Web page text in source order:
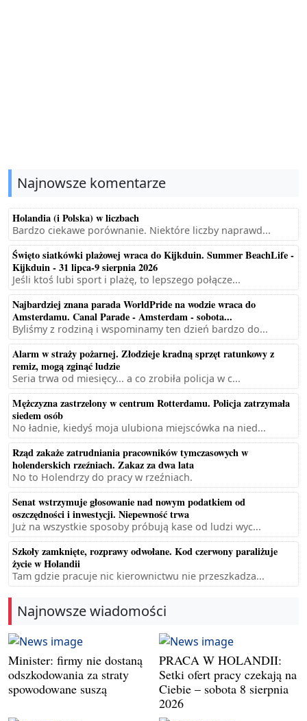
Najnowsze komentarze
Holandia (i Polska) w liczbach
Bardzo ciekawe porównanie. Niektóre liczby naprawd...
Święto siatkówki plażowej wraca do Kijkduin. Summer BeachLife -
Kijkduin - 31 lipca-9 sierpnia 2026
Jeśli ktoś lubi sport i plażę, to lepszego połącze...
Najbardziej znana parada WorldPride na wodzie wraca do
Amsterdamu. Canal Parade - Amsterdam - sobota...
Byliśmy z rodziną i wspominamy ten dzień bardzo do...
Alarm w straży pożarnej. Złodzieje kradną sprzęt ratunkowy z
remiz, mogą zginąć ludzie
Seria trwa od miesięcy... a co zrobiła policja w c...
Mężczyzna zastrzelony w centrum Rotterdamu. Policja zatrzymała
siedem osób
No ładnie, kiedyś moja ulubiona miejscówka na nied...
Rząd zakaże zatrudniania pracowników tymczasowych w
holenderskich rzeźniach. Zakaz za dwa lata
No to Holendrzy do pracy w rzeźniach.
Senat wstrzymuje głosowanie nad nowym podatkiem od
oszczędności i inwestycji. Niepewność trwa
Już na wszystkie sposoby próbują kase od ludzi wyc...
Szkoły zamknięte, rozprawy odwołane. Kod czerwony paraliżuje
życie w Holandii
Tam gdzie pracuje nic kierownictwu nie przeszkadza...
Najnowsze wiadomości
Minister: firmy nie dostaną
odszkodowania za straty
spowodowane suszą
PRACA W HOLANDII:
Setki ofert pracy czekają na
Ciebie – sobota 8 sierpnia
2026